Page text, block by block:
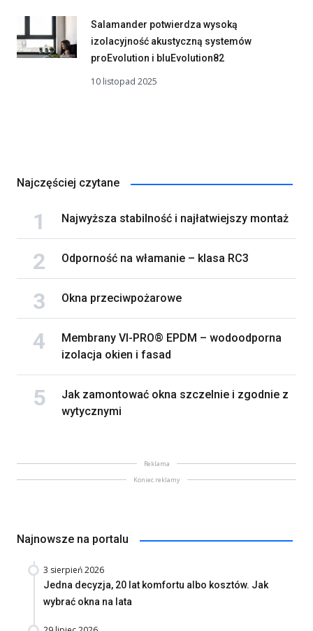
Salamander potwierdza wysoką
izolacyjność akustyczną systemów
proEvolution i bluEvolution82
10 listopad 2025
Najczęściej czytane
Najwyższa stabilność i najłatwiejszy montaż
Odporność na włamanie – klasa RC3
Okna przeciwpożarowe
Membrany VI-PRO® EPDM – wodoodporna
izolacja okien i fasad
Jak zamontować okna szczelnie i zgodnie z
wytycznymi
Reklama
Koniec reklamy
Najnowsze na portalu
3 sierpień 2026
Jedna decyzja, 20 lat komfortu albo kosztów. Jak
wybrać okna na lata